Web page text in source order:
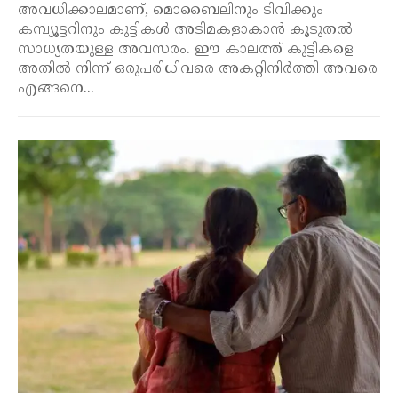
അവധിക്കാലമാണ്, മൊബൈലിനും ടിവിക്കും
കമ്പ്യൂട്ടറിനും കുട്ടികൾ അടിമകളാകാൻ കൂടുതൽ
സാധ്യതയുള്ള അവസരം. ഈ കാലത്ത് കുട്ടികളെ
അതിൽ നിന്ന് ഒരുപരിധിവരെ അകറ്റിനിർത്തി അവരെ
എങ്ങനെ...